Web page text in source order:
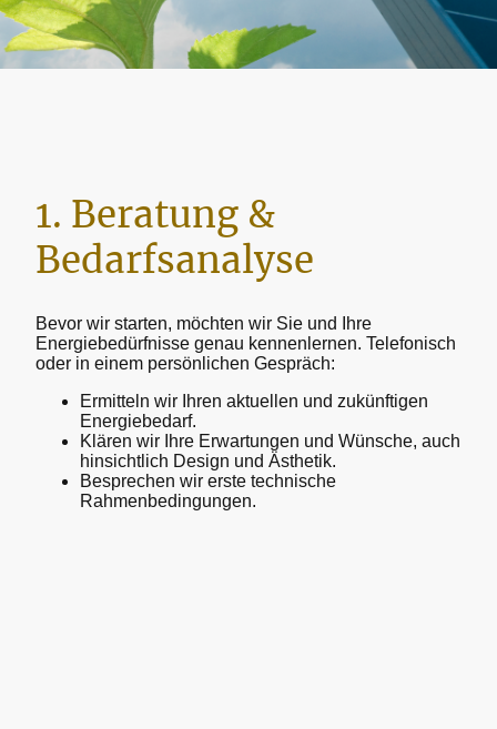
1. Beratung &
Bedarfsanalyse
Bevor wir starten, möchten wir Sie und Ihre
Energiebedürfnisse genau kennenlernen. Telefonisch
oder in einem persönlichen Gespräch:
Ermitteln wir Ihren aktuellen und zukünftigen
Energiebedarf.
Klären wir Ihre Erwartungen und Wünsche, auch
hinsichtlich Design und Ästhetik.
Besprechen wir erste technische
Rahmenbedingungen.